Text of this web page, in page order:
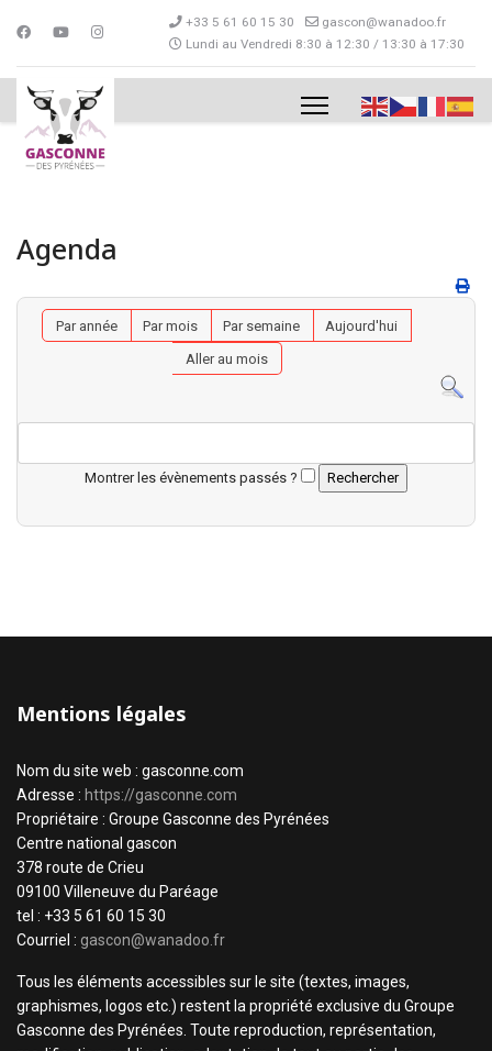
+33 5 61 60 15 30
gascon@wanadoo.fr
Lundi au Vendredi 8:30 à 12:30 / 13:30 à 17:30
Agenda
Par année Par mois Par semaine
Aujourd'hui
Aller au mois
Montrer les évènements passés ?
Mentions légales
Nom du site web : gasconne.com
Adresse : https://gasconne.com
Propriétaire : Groupe Gasconne des Pyrénées
Centre national gascon
378 route de Crieu
09100 Villeneuve du Paréage
tel : +33 5 61 60 15 30
Courriel : gascon@wanadoo.fr
Tous les éléments accessibles sur le site (textes, images,
graphismes, logos etc.) restent la propriété exclusive du Groupe
Gasconne des Pyrénées. Toute reproduction, représentation,